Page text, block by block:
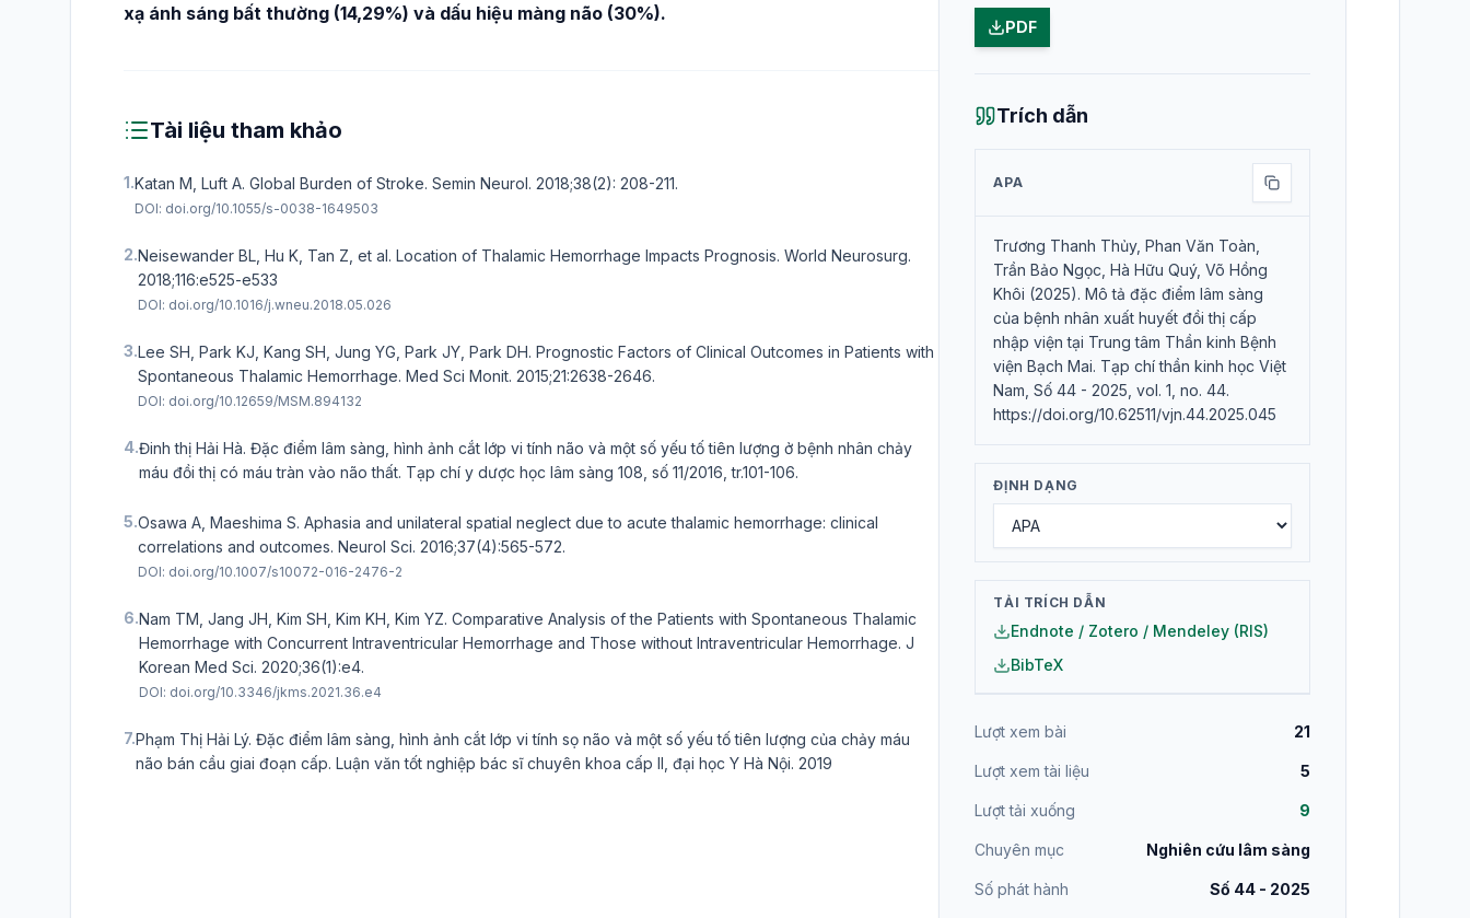
xạ ánh sáng bất thường (14,29%) và dấu hiệu màng não (30%).
Tài liệu tham khảo
1.Katan M, Luft A. Global Burden of Stroke. Semin Neurol. 2018;38(2): 208-211.
DOI: doi.org/10.1055/s-0038-1649503
2.Neisewander BL, Hu K, Tan Z, et al. Location of Thalamic Hemorrhage Impacts Prognosis. World Neurosurg.
2018;116:e525-e533
DOI: doi.org/10.1016/j.wneu.2018.05.026
3.Lee SH, Park KJ, Kang SH, Jung YG, Park JY, Park DH. Prognostic Factors of Clinical Outcomes in Patients with
Spontaneous Thalamic Hemorrhage. Med Sci Monit. 2015;21:2638-2646.
DOI: doi.org/10.12659/MSM.894132
4.Đinh thị Hải Hà. Đặc điểm lâm sàng, hình ảnh cắt lớp vi tính não và một số yếu tố tiên lượng ở bệnh nhân chảy
máu đồi thị có máu tràn vào não thất. Tạp chí y dược học lâm sàng 108, số 11/2016, tr.101-106.
5.Osawa A, Maeshima S. Aphasia and unilateral spatial neglect due to acute thalamic hemorrhage: clinical
correlations and outcomes. Neurol Sci. 2016;37(4):565-572.
DOI: doi.org/10.1007/s10072-016-2476-2
6.Nam TM, Jang JH, Kim SH, Kim KH, Kim YZ. Comparative Analysis of the Patients with Spontaneous Thalamic
Hemorrhage with Concurrent Intraventricular Hemorrhage and Those without Intraventricular Hemorrhage. J
Korean Med Sci. 2020;36(1):e4.
DOI: doi.org/10.3346/jkms.2021.36.e4
7.Phạm Thị Hải Lý. Đặc điểm lâm sàng, hình ảnh cắt lớp vi tính sọ não và một số yếu tố tiên lượng của chảy máu
não bán cầu giai đoạn cấp. Luận văn tốt nghiệp bác sĩ chuyên khoa cấp II, đại học Y Hà Nội. 2019
PDF
Trích dẫn
APA
Trương Thanh Thủy, Phan Văn Toàn,
Trần Bảo Ngọc, Hà Hữu Quý, Võ Hồng
Khôi (2025). Mô tả đặc điểm lâm sàng
của bệnh nhân xuất huyết đồi thị cấp
nhập viện tại Trung tâm Thần kinh Bệnh
viện Bạch Mai. Tạp chí thần kinh học Việt
Nam, Số 44 - 2025, vol. 1, no. 44.
https://doi.org/10.62511/vjn.44.2025.045
ĐỊNH DẠNG
TẢI TRÍCH DẪN
Endnote / Zotero / Mendeley (RIS)
BibTeX
Lượt xem bài 21
Lượt xem tài liệu 5
Lượt tải xuống 9
Chuyên mục Nghiên cứu lâm sàng
Số phát hành Số 44 - 2025